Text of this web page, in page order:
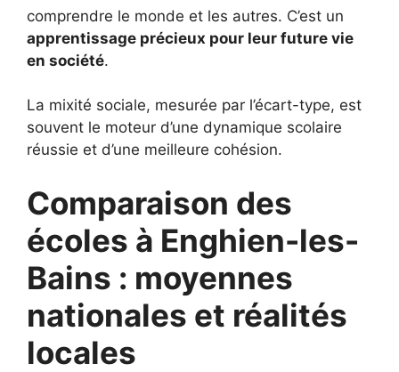
comprendre le monde et les autres. C’est un
apprentissage précieux pour leur future vie
en société.
La mixité sociale, mesurée par l’écart-type, est
souvent le moteur d’une dynamique scolaire
réussie et d’une meilleure cohésion.
Comparaison des
écoles à Enghien-les-
Bains : moyennes
nationales et réalités
locales